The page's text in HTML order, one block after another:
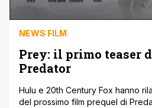
NEWS FILM
Prey: il primo teaser
Predator
Hulu e 20th Century Fox hanno
del prossimo film prequel di